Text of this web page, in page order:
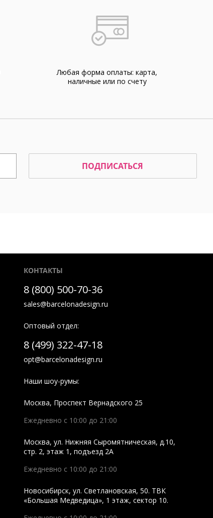
Любая форма оплаты: карта,
наличные или по счету
ПОДПИСАТЬСЯ
КОНТАКТЫ
8 (800) 500-70-36
sales@barcelonadesign.ru
Оптовый отдел:
8 (499) 322-47-18
opt@barcelonadesign.ru
Наши шоу-румы:
Москва, Проспект Вернадского 25
Ежедневно с 10:00 до 21:00
Москва,ул. Нижняя Сыромятническая, д.10,
стр. 2, этаж 1, подъезд 2A
Ежедневно с 10:00 до 21:00
Новосибирск,ул. Светлановская, 50. ТВК
«Большая Медведица», 1 этаж, сектор 10.